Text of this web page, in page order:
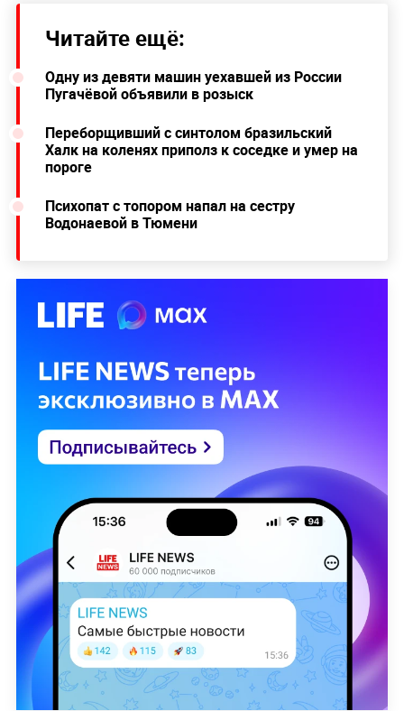
Читайте ещё:
Одну из девяти машин уехавшей из России
Пугачёвой объявили в розыск
Переборщивший с синтолом бразильский
Халк на коленях приполз к соседке и умер на
пороге
Психопат с топором напал на сестру
Водонаевой в Тюмени